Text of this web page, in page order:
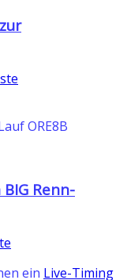
ORE8B
Renn-
ein Live-Timing